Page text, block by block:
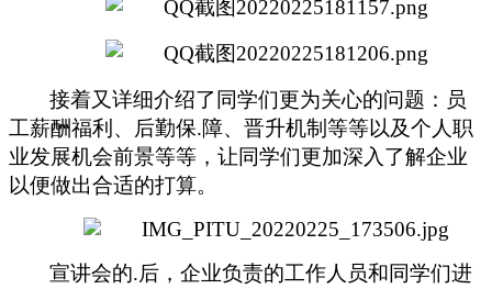
接着又详细介绍了 同学们更为关心的问题：员
工薪酬福利、后勤保.障、晋升机制等等以及个人职
业发展机会前景等等，让同学们更加深入了解企业
以便做出合适的打算。
宣讲会的.后，企业负责的工作人员和同学们进